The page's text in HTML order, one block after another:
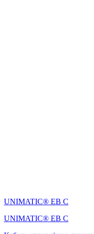
UNIMATIC® EB C
UNIMATIC® EB C